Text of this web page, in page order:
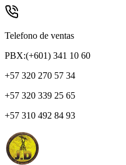
Telefono de ventas
PBX:(+601) 341 10 60
+57 320 270 57 34
+57 320 339 25 65
+57 310 492 84 93